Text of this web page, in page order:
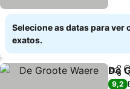
Selecione as datas para ver
exatos.
De
9,2